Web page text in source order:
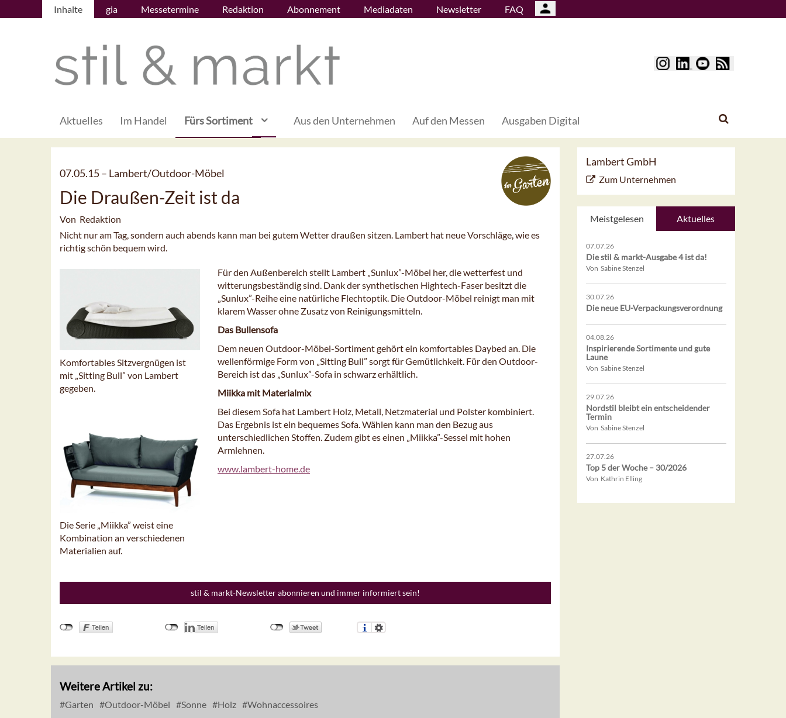
Inhalte gia Messetermine Redaktion Abonnement Mediadaten Newsletter FAQ
Aktuelles Im Handel Fürs Sortiment Aus den Unternehmen Auf den Messen Ausgaben Digital
07.05.15 – Lambert/Outdoor-Möbel
Die Draußen-Zeit ist da
Von Redaktion
Nicht nur am Tag, sondern auch abends kann man bei gutem Wetter draußen sitzen. Lambert hat neue Vorschläge, wie es
richtig schön bequem wird.
Komfortables Sitzvergnügen ist
mit „Sitting Bull” von Lambert
gegeben.
Die Serie „Miikka” weist eine
Kombination an verschiedenen
Materialien auf.
Für den Außenbereich stellt Lambert „Sunlux”-Möbel her, die wetterfest und
witterungsbeständig sind. Dank der synthetischen Hightech-Faser besitzt die
„Sunlux”-Reihe eine natürliche Flechtoptik. Die Outdoor-Möbel reinigt man mit
klarem Wasser ohne Zusatz von Reinigungsmitteln.
Das Bullensofa
Dem neuen Outdoor-Möbel-Sortiment gehört ein komfortables Daybed an. Die
wellenförmige Form von „Sitting Bull” sorgt für Gemütlichkeit. Für den Outdoor-
Bereich ist das „Sunlux”-Sofa in schwarz erhältlich.
Miikka mit Materialmix
Bei diesem Sofa hat Lambert Holz, Metall, Netzmaterial und Polster kombiniert.
Das Ergebnis ist ein bequemes Sofa. Wählen kann man den Bezug aus
unterschiedlichen Stoffen. Zudem gibt es einen „Miikka”-Sessel mit hohen
Armlehnen.
www.lambert-home.de
stil & markt-Newsletter abonnieren und immer informiert sein!
Weitere Artikel zu:
Garten Outdoor-Möbel Sonne Holz Wohnaccessoires
Lambert GmbH
Zum Unternehmen
Meistgelesen Aktuelles
07.07.26
Die stil & markt-Ausgabe 4 ist da!
Von Sabine Stenzel
30.07.26
Die neue EU-Verpackungsverordnung
04.08.26
Inspirierende Sortimente und gute
Laune
Von Sabine Stenzel
29.07.26
Nordstil bleibt ein entscheidender
Termin
Von Sabine Stenzel
27.07.26
Top 5 der Woche – 30/2026
Von Kathrin Elling